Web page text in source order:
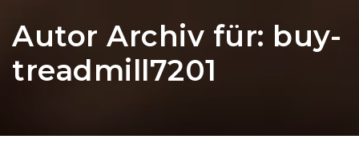
Autor Archiv für: buy-
treadmill7201